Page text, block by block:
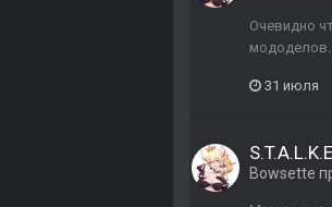
Очевидно
мододелов.
31 июля
Bowsette